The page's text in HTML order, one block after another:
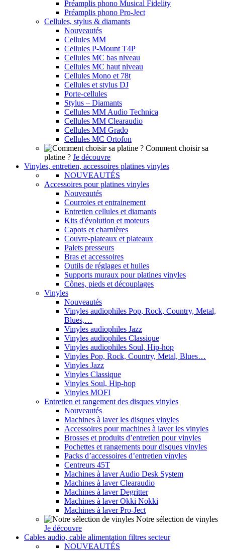
Préamplis phono Musical Fidelity
Préamplis phono Pro-Ject
Cellules, stylus & diamants
Nouveautés
Cellules MM
Cellules P-Mount T4P
Cellules MC bas niveau
Cellules MC haut niveau
Cellules Mono et 78t
Cellules et stylus DJ
Porte-cellules
Stylus – Diamants
Cellules MM Audio Technica
Cellules MM Clearaudio
Cellules MM Grado
Cellules MC Ortofon
Comment choisir sa
platine ? Je découvre
Vinyles, entretien, accessoires platines vinyles
NOUVEAUTÉS
Accessoires pour platines vinyles
Nouveautés
Courroies et entrainement
Entretien cellules et diamants
Kits d'évolution et moteurs
Capots et charnières
Couvre-plateaux et plateaux
Palets presseurs
Bras et accessoires
Outils de réglages et huiles
Supports muraux pour platines vinyles
Cônes, pieds et découplages
Vinyles
Nouveautés
Vinyles audiophiles Pop, Rock, Country, Metal,
Blues,…
Vinyles audiophiles Jazz
Vinyles audiophiles Classique
Vinyles audiophiles Soul, Hip-hop
Vinyles Pop, Rock, Country, Metal, Blues…
Vinyles Jazz
Vinyles Classique
Vinyles Soul, Hip-hop
Vinyles MOFI
Entretien et rangement des disques vinyles
Nouveautés
Machines à laver les disques vinyles
Accessoires pour machines à laver les vinyles
Brosses et produits d’entretien pour vinyles
Pochettes et rangements pour disques vinyles
Packs d’accessoires d’entretien vinyles
Centreurs 45T
Machines à laver Audio Desk System
Machines à laver Clearaudio
Machines à laver Degritter
Machines à laver Okki Nokki
Machines à laver Pro-Ject
Notre sélection de vinyles
Je découvre
Cables audio, cable alimentation filtres secteur
NOUVEAUTÉS